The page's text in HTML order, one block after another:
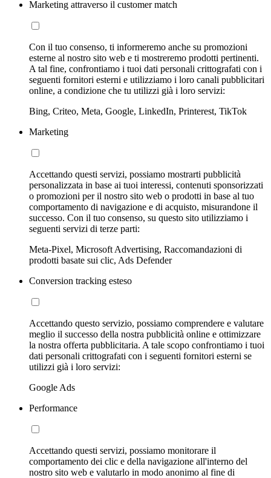
Marketing attraverso il customer match
Con il tuo consenso, ti informeremo anche su promozioni
esterne al nostro sito web e ti mostreremo prodotti pertinenti.
A tal fine, confrontiamo i tuoi dati personali crittografati con i
seguenti fornitori esterni e utilizziamo i loro canali pubblicitari
online, a condizione che tu utilizzi già i loro servizi:
Bing, Criteo, Meta, Google, LinkedIn, Printerest, TikTok
Marketing
Accettando questi servizi, possiamo mostrarti pubblicità
personalizzata in base ai tuoi interessi, contenuti sponsorizzati
o promozioni per il nostro sito web o prodotti in base al tuo
comportamento di navigazione e di acquisto, misurandone il
successo. Con il tuo consenso, su questo sito utilizziamo i
seguenti servizi di terze parti:
Meta-Pixel, Microsoft Advertising, Raccomandazioni di
prodotti basate sui clic, Ads Defender
Conversion tracking esteso
Accettando questo servizio, possiamo comprendere e valutare
meglio il successo della nostra pubblicità online e ottimizzare
la nostra offerta pubblicitaria. A tale scopo confrontiamo i tuoi
dati personali crittografati con i seguenti fornitori esterni se
utilizzi già i loro servizi:
Google Ads
Performance
Accettando questi servizi, possiamo monitorare il
comportamento dei clic e della navigazione all'interno del
nostro sito web e valutarlo in modo anonimo al fine di